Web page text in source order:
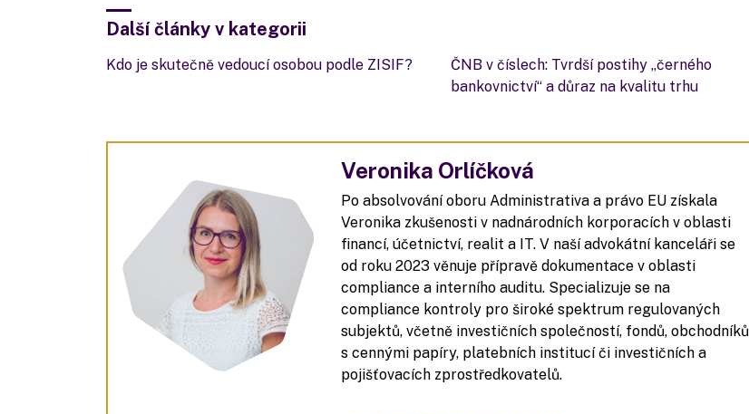
Další články v kategorii
Kdo je skutečně vedoucí osobou podle ZISIF?
ČNB v číslech: Tvrdší postihy „černého
bankovnictví“ a důraz na kvalitu trhu
Veronika Orlíčková
Po absolvování oboru Administrativa a právo EU získala
Veronika zkušenosti v nadnárodních korporacích v oblasti
financí, účetnictví, realit a IT. V naší advokátní kanceláři se
od roku 2023 věnuje přípravě dokumentace v oblasti
compliance a interního auditu. Specializuje se na
compliance kontroly pro široké spektrum regulovaných
subjektů, včetně investičních společností, fondů, obchodníků
s cennými papíry, platebních institucí či investičních a
pojišťovacích zprostředkovatelů.